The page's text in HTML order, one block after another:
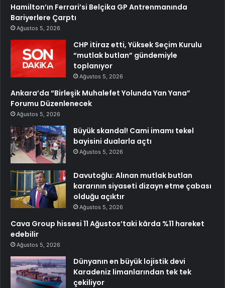
Hamilton’ın Ferrari’si Belçika GP Antrenmanında
Bariyerlere Çarptı
Ağustos 5, 2026
CHP itiraz etti, Yüksek Seçim Kurulu
“mutlak butlan” gündemiyle
toplanıyor
Ağustos 5, 2026
Ankara’da “Birleşik Muhalefet Yolunda Yan Yana”
Forumu Düzenlenecek
Ağustos 5, 2026
Büyük skandal! Cami imamı tekel
bayisini dualarla açtı
Ağustos 5, 2026
Davutoğlu: Alınan mutlak butlan
kararının siyaseti dizayn etme çabası
olduğu açıktır
Ağustos 5, 2026
Cava Group hissesi 11 Ağustos’taki kârda %11 hareket
edebilir
Ağustos 5, 2026
Dünyanın en büyük lojistik devi
Karadeniz limanlarından tek tek
çekiliyor